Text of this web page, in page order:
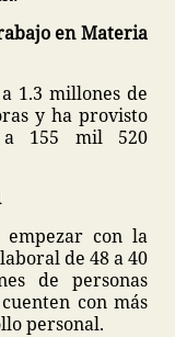
en Materia
1.3 millones de
y ha provisto
a 155 mil 520
con la
de 48 a 40
de personas
con más
personal.